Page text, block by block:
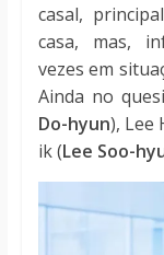
casal,
casa, mas,
vezes em
Ainda no
Do-hyun), Lee
ik (Lee Soo-